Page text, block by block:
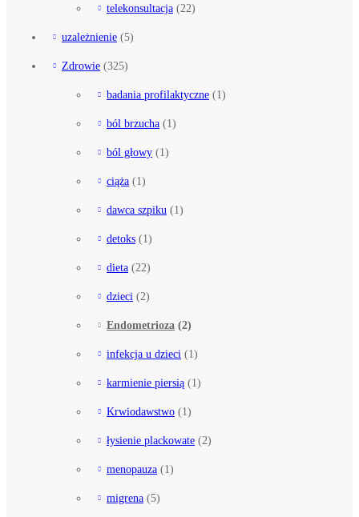
telekonsultacja (22)
uzależnienie (5)
Zdrowie (325)
badania profilaktyczne (1)
ból brzucha (1)
ból głowy (1)
ciąża (1)
dawca szpiku (1)
detoks (1)
dieta (22)
dzieci (2)
Endometrioza (2)
infekcja u dzieci (1)
karmienie piersią (1)
Krwiodawstwo (1)
łysienie plackowate (2)
menopauza (1)
migrena (5)